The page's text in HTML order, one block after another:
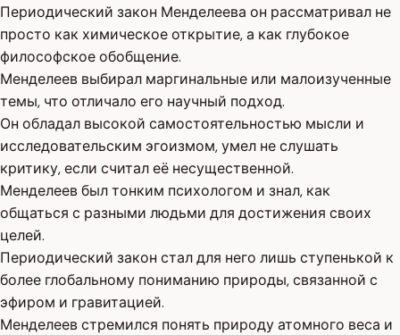
Периодический закон Менделеева он рассматривал не
просто как химическое открытие, а как глубокое
философское обобщение.
Менделеев выбирал маргинальные или малоизученные
темы, что отличало его научный подход.
Он обладал высокой самостоятельностью мысли и
исследовательским эгоизмом, умел не слушать
критику, если считал её несущественной.
Менделеев был тонким психологом и знал, как
общаться с разными людьми для достижения своих
целей.
Периодический закон стал для него лишь ступенькой к
более глобальному пониманию природы, связанной с
эфиром и гравитацией.
Менделеев стремился понять природу атомного веса и